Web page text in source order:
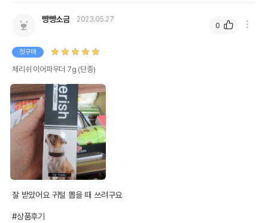
빵빵소금 2023.05.27
첫구매
체리쉬 이어파우더 7g (단종)
잘 받았어요 귀털 뽑을 때 쓰려구요
#상품후기
0